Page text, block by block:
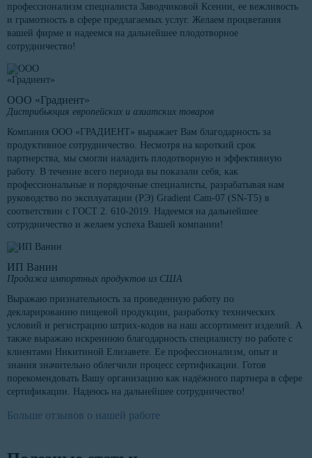
профессионализм специалиста Заводчиковой Ксении, ее вежливость
и грамотность в сфере предлагаемых услуг. Желаем процветания
вашей фирме и надеемся на дальнейшее плодотворное
сотрудничество!
ООО «Градиент»
Дистрибьюция европейских и азиатских товаров
Компания ООО «ГРАДИЕНТ» выражает Вам благодарность за
продуктивное сотрудничество. Несмотря на короткий срок
партнерства, мы смогли наладить плодотворную и эффективную
работу. В течение всего периода вы показали себя, как
профессиональные и порядочные специалисты, разрабатывая нам
руководство по эксплуатации (РЭ) Gradient Cam-07 (SN-T5) в
соответствии с ГОСТ 2. 610-2019. Надеемся на дальнейшее
сотрудничество и желаем успеха Вашей компании!
ИП Ванин
Продажа импортных продуктов из США
Выражаю признательность за проведенную работу по
декларированию пищевой продукции, разработку технических
условий и регистрацию штрих-кодов на наш ассортимент изделий. А
также выражаю искреннюю благодарность специалисту по работе с
клиентами Никитиной Елизавете. Ее профессионализм, опыт и
знания значительно облегчили процесс сертификации. Готов
порекомендовать Вашу организацию как надёжного партнера в сфере
сертификации. Надеюсь на дальнейшее сотрудничество!
Больше отзывов о нашей работе